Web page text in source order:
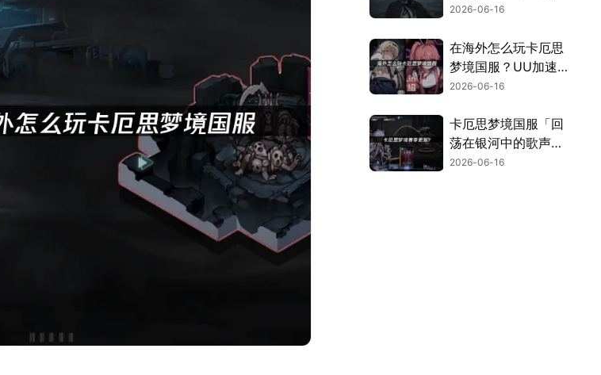
助你畅玩！
2026-06-16
在海外怎么玩卡厄思
梦境国服？UU加速
器专属优化畅玩无
2026-06-16
卡厄思梦境国服「回
荡在银河中的歌声」
上线！赛季限定主战
2026-06-16